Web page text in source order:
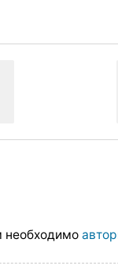
необходимо